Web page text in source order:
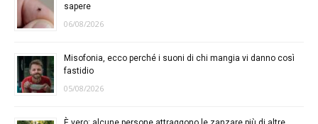
sapere
06/08/2026
Misofonia, ecco perché i suoni di chi mangia vi danno così
fastidio
05/08/2026